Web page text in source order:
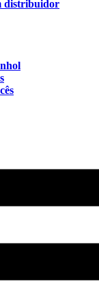
distribuidor